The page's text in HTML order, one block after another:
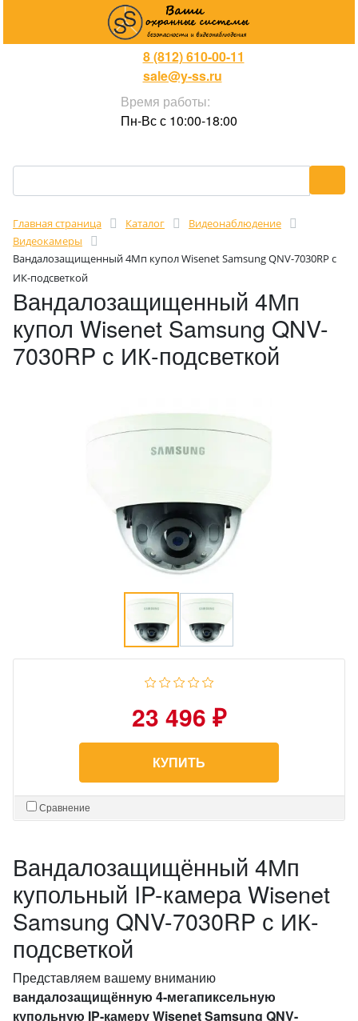
8 (812) 610-00-11
sale@y-ss.ru
Время работы:
Пн-Вс с 10:00-18:00
Главная страница Каталог
Видеонаблюдение
Видеокамеры
Вандалозащищенный 4Мп купол Wisenet Samsung QNV-7030RP с
ИК-подсветкой
Вандалозащищенный 4Мп
купол Wisenet Samsung QNV-
7030RP с ИК-подсветкой
23 496 ₽
КУПИТЬ
Сравнение
Вандалозащищённый 4Мп
купольный IP-камера Wisenet
Samsung QNV-7030RP с ИК-
подсветкой
Представляем вашему вниманию
вандалозащищённую 4-мегапиксельную
купольную IP-камеру Wisenet Samsung QNV-